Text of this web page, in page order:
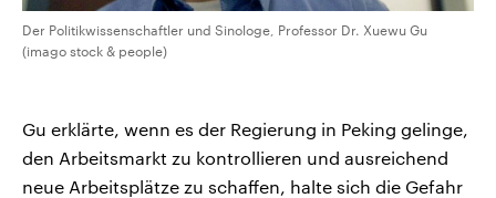
Der Politikwissenschaftler und Sinologe, Professor Dr. Xuewu Gu
(imago stock & people)
Gu erklärte, wenn es der Regierung in Peking gelinge,
den Arbeitsmarkt zu kontrollieren und ausreichend
neue Arbeitsplätze zu schaffen, halte sich die Gefahr